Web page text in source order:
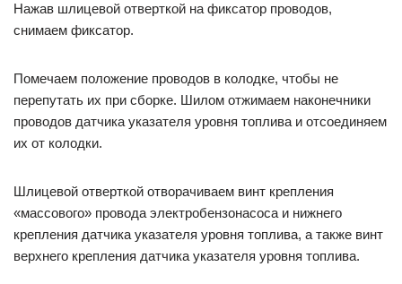
Нажав шлицевой отверткой на фиксатор проводов,
снимаем фиксатор.
Помечаем положение проводов в колодке, чтобы не
перепутать их при сборке. Шилом отжимаем наконечники
проводов датчика указателя уровня топлива и отсоединяем
их от колодки.
Шлицевой отверткой отворачиваем винт крепления
«массового» провода электробензонасоса и нижнего
крепления датчика указателя уровня топлива, а также винт
верхнего крепления датчика указателя уровня топлива.